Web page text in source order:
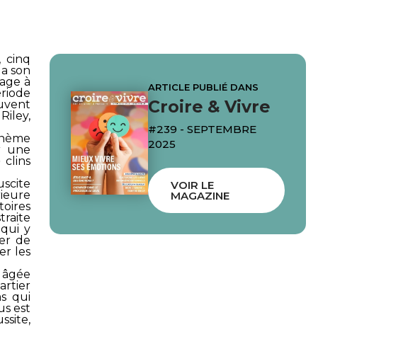
cinq
son
à
une
clins
y
de
les
qui
est
ARTICLE PUBLIÉ DANS
Croire & Vivre
#239 - SEPTEMBRE
2025
VOIR LE
MAGAZINE